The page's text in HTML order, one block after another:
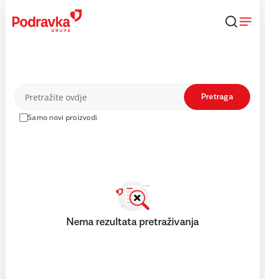
content
Proizvodi
Samo novi proizvodi
Pretraga
Nema rezultata pretraživanja